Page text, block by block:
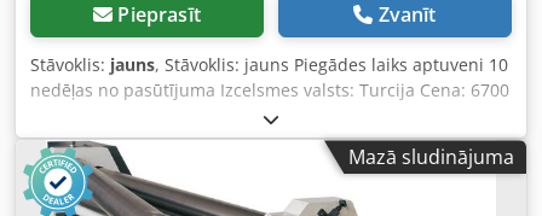
Pieprasīt Zvanīt
Stāvoklis: jauns, Stāvoklis: jauns Piegādes laiks aptuveni 10
nedēļas no pasūtījuma Izcelsmes valsts: Turcija Cena: 6700
€ Līzinga likme: 129,31 € Lieces garums: 1270 mm Maks.
lieces jauda - konstrukciju tēraudam: 2,5 mm Augšējā
veltņa diametrs: 90 mm Dcodoynm D Depfx Alrjk
Rullēšanas ātrums: 6 m/min Motora jauda: 1,1 kW Garums:
Mazā sludinājuma